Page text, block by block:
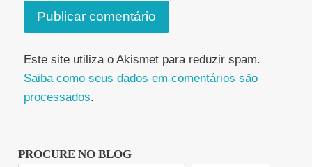
Este site utiliza o Akismet para reduzir spam.
Saiba como seus dados em comentários são
processados.
PROCURE NO BLOG